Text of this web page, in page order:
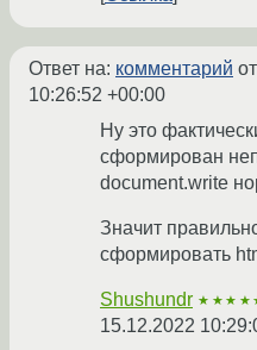
Ответ на: комментарий
10:26:52 +00:00
Ну это
сформирован
document.write
Значит
сформировать
Shushundr
15.12.2022